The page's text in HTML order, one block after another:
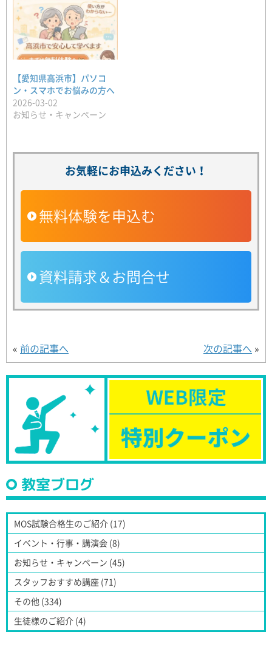
【愛知県高浜市】パソコ
ン・スマホでお悩みの方へ
2026-03-02
お知らせ・キャンペーン
お気軽にお申込みください！
無料体験を申込む
資料請求＆お問合せ
« 前の記事へ 次の記事へ »
教室ブログ
MOS試験合格生のご紹介 (17)
イベント・行事・講演会 (8)
お知らせ・キャンペーン (45)
スタッフおすすめ講座 (71)
その他 (334)
生徒様のご紹介 (4)